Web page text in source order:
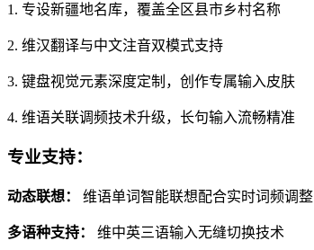
1. 专设新疆地名库，覆盖全区县市乡村名称
2. 维汉翻译与中文注音双模式支持
3. 键盘视觉元素深度定制，创作专属输入皮肤
4. 维语关联调频技术升级，长句输入流畅精准
专业支持：
动态联想： 维语单词智能联想配合实时词频调整
多语种支持： 维中英三语输入无缝切换技术